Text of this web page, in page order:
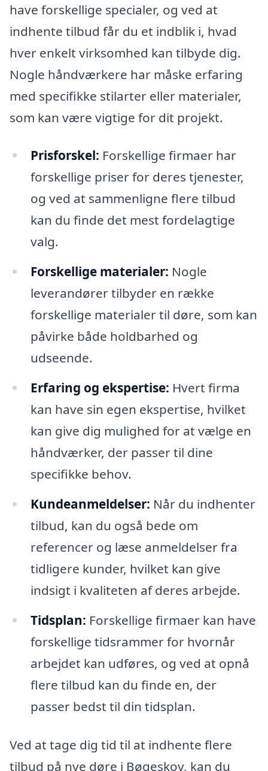
have forskellige specialer, og ved at
indhente tilbud får du et indblik i, hvad
hver enkelt virksomhed kan tilbyde dig.
Nogle håndværkere har måske erfaring
med specifikke stilarter eller materialer,
som kan være vigtige for dit projekt.
Prisforskel: Forskellige firmaer har
forskellige priser for deres tjenester,
og ved at sammenligne flere tilbud
kan du finde det mest fordelagtige
valg.
Forskellige materialer: Nogle
leverandører tilbyder en række
forskellige materialer til døre, som kan
påvirke både holdbarhed og
udseende.
Erfaring og ekspertise: Hvert firma
kan have sin egen ekspertise, hvilket
kan give dig mulighed for at vælge en
håndværker, der passer til dine
specifikke behov.
Kundeanmeldelser: Når du indhenter
tilbud, kan du også bede om
referencer og læse anmeldelser fra
tidligere kunder, hvilket kan give
indsigt i kvaliteten af deres arbejde.
Tidsplan: Forskellige firmaer kan have
forskellige tidsrammer for hvornår
arbejdet kan udføres, og ved at opnå
flere tilbud kan du finde en, der
passer bedst til din tidsplan.
Ved at tage dig tid til at indhente flere
tilbud på nye døre i Bøgeskov, kan du